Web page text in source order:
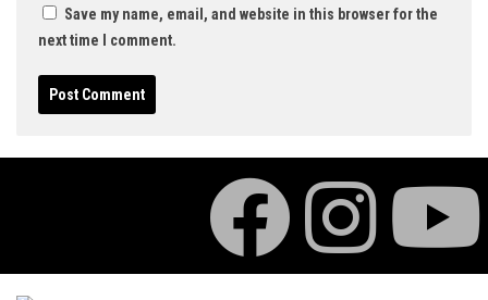
Save my name, email, and website in this browser for the
next time I comment.